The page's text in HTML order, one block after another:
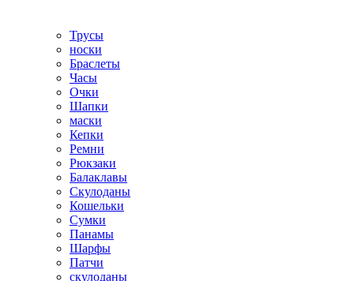
Трусы
носки
Браслеты
Часы
Очки
Шапки
маски
Кепки
Ремни
Рюкзаки
Балаклавы
Скулоданы
Кошельки
Сумки
Панамы
Шарфы
Патчи
скулоданы